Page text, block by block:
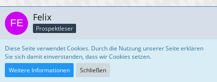
Felix
Prospektleser
8. Januar 2016
Diese Seite verwendet Cookies. Durch die Nutzung unserer Seite erklären
Sie sich damit einverstanden, dass wir Cookies setzen.
Weitere Informationen
Schließen